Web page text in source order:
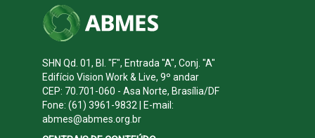
SHN Qd. 01, Bl. "F", Entrada "A", Conj. "A"
Edifício Vision Work & Live, 9º andar
CEP: 70.701-060 - Asa Norte, Brasília/DF
Fone: (61) 3961-9832 | E-mail:
abmes@abmes.org.br